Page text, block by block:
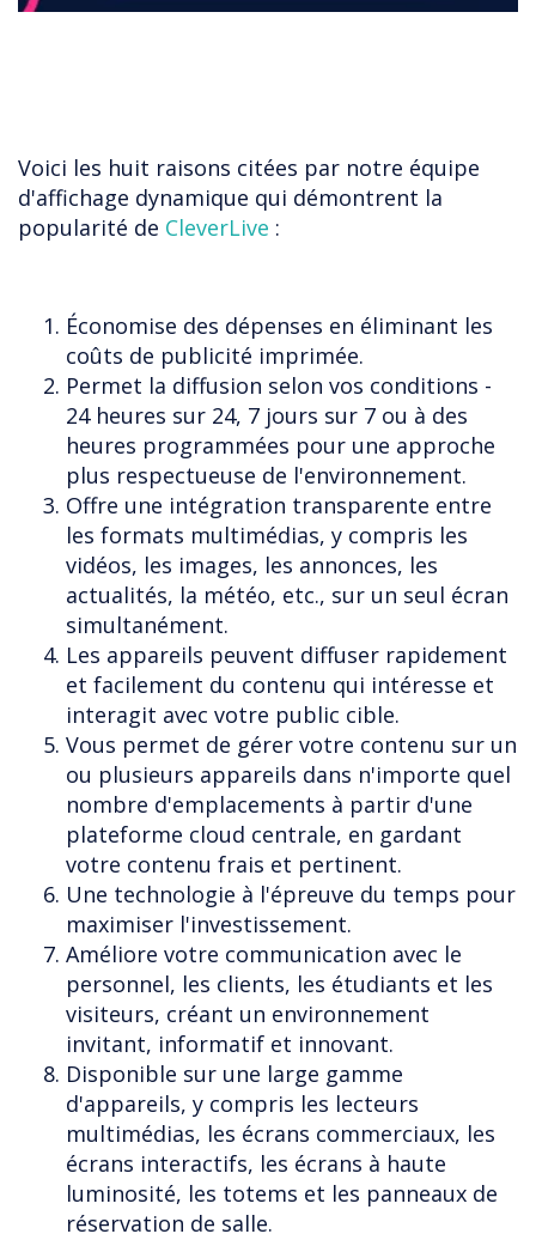
Voici les huit raisons citées par notre équipe
d'affichage dynamique qui démontrent la
popularité de CleverLive :
Économise des dépenses en éliminant les
coûts de publicité imprimée.
Permet la diffusion selon vos conditions -
24 heures sur 24, 7 jours sur 7 ou à des
heures programmées pour une approche
plus respectueuse de l'environnement.
Offre une intégration transparente entre
les formats multimédias, y compris les
vidéos, les images, les annonces, les
actualités, la météo, etc., sur un seul écran
simultanément.
Les appareils peuvent diffuser rapidement
et facilement du contenu qui intéresse et
interagit avec votre public cible.
Vous permet de gérer votre contenu sur un
ou plusieurs appareils dans n'importe quel
nombre d'emplacements à partir d'une
plateforme cloud centrale, en gardant
votre contenu frais et pertinent.
Une technologie à l'épreuve du temps pour
maximiser l'investissement.
Améliore votre communication avec le
personnel, les clients, les étudiants et les
visiteurs, créant un environnement
invitant, informatif et innovant.
Disponible sur une large gamme
d'appareils, y compris les lecteurs
multimédias, les écrans commerciaux, les
écrans interactifs, les écrans à haute
luminosité, les totems et les panneaux de
réservation de salle.